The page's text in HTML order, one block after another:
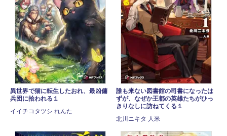
異世界で猫に転生したおれ、最凶傭
兵団に拾われる１
イイチコタツシ れんた
誰も来ない図書館の司書になったは
ずが、なぜか王都の英雄たちがひっ
きりなしに訪ねてくる１
北川ニキタ 人米